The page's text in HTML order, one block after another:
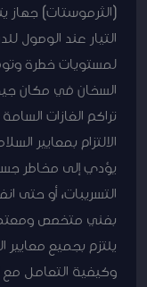
(الثرموستات) جهاز
التيار عند الوصول
لمستويات خطرة
السخان في مكان
تراكم الغازات
الالتزام بمعايير
يؤدي إلى مخاطر
التسريبات، أو حتى
يلتزم بجميع معايير
وكيفية التعامل مع